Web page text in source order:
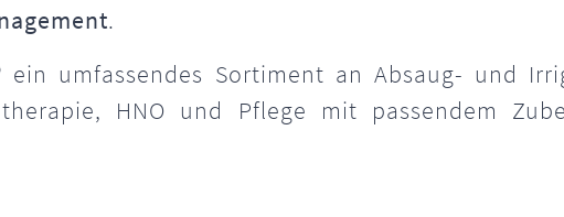
.
umfassendes Sortiment an Absaug- und
HNO und Pflege mit passendem